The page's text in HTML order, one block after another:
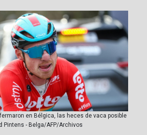
en Bélgica, las heces de vaca posible
Pintens - Belga/AFP/Archivos